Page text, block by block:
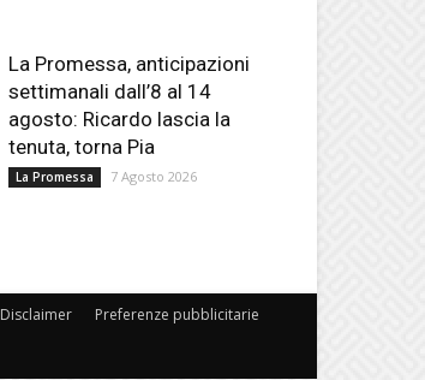
La Promessa, anticipazioni
settimanali dall’8 al 14
agosto: Ricardo lascia la
tenuta, torna Pia
La Promessa 7 Agosto 2026
Disclaimer Preferenze pubblicitarie